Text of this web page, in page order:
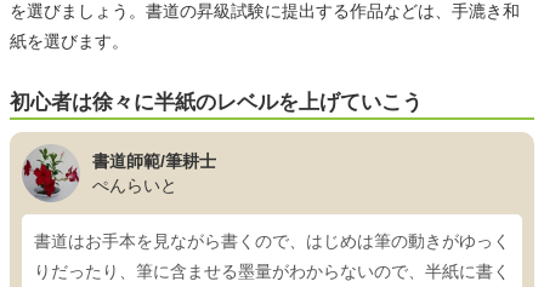
を選びましょう。書道の昇級試験に提出する作品などは、手漉き和
紙を選びます。
初心者は徐々に半紙のレベルを上げていこう
書道師範/筆耕士
ぺんらいと
書道はお手本を見ながら書くので、はじめは筆の動きがゆっく
りだったり、筆に含ませる墨量がわからないので、半紙に書く